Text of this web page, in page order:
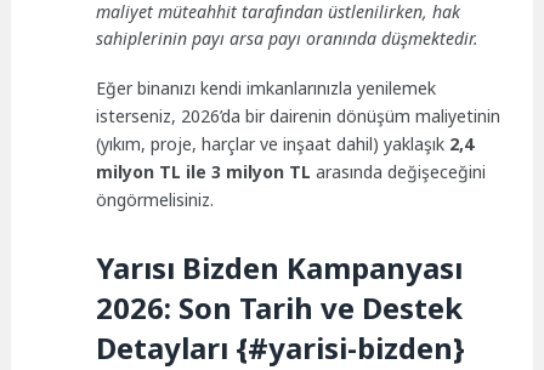
maliyet müteahhit tarafından üstlenilirken, hak
sahiplerinin payı arsa payı oranında düşmektedir.
Eğer binanızı kendi imkanlarınızla yenilemek
isterseniz, 2026’da bir dairenin dönüşüm maliyetinin
(yıkım, proje, harçlar ve inşaat dahil) yaklaşık 2,4
milyon TL ile 3 milyon TL arasında değişeceğini
öngörmelisiniz.
Yarısı Bizden Kampanyası
2026: Son Tarih ve Destek
Detayları {#yarisi-bizden}